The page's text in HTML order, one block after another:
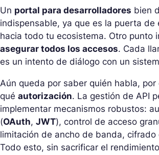
Un portal para desarrolladores bien
indispensable, ya que es la puerta de
hacia todo tu ecosistema. Otro punto
asegurar todos los accesos. Cada
es un intento de diálogo con un
Aún queda por saber quién habla, por
qué autorización. La gestión de API
implementar mecanismos robustos:
(OAuth, JWT), control de acceso
limitación de ancho de banda,
Todo esto, sin sacrificar el